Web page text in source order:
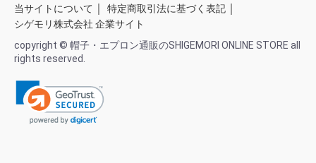
当サイトについて 特定商取引法に基づく表記
シゲモリ株式会社 企業サイト
copyright © 帽子・エプロン通販のSHIGEMORI ONLINE STORE all
rights reserved.